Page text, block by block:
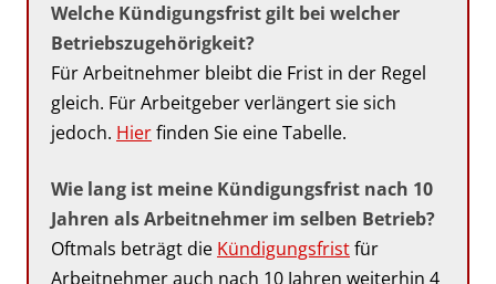
Welche Kündigungsfrist gilt bei welcher
Betriebszugehörigkeit?
Für Arbeitnehmer bleibt die Frist in der Regel
gleich. Für Arbeitgeber verlängert sie sich
jedoch. Hierfinden Sie eine Tabelle.
Wie lang ist meine Kündigungsfrist nach 10
Jahren als Arbeitnehmer im selben Betrieb?
Oftmals beträgt die Kündigungsfristfür
Arbeitnehmer auch nach 10 Jahren weiterhin 4